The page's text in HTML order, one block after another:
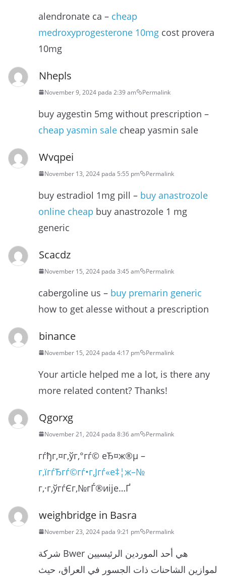
alendronate ca – cheap
medroxyprogesterone 10mg cost provera
10mg
Nhepls
November 9, 2024 pada 2:39 am Permalink
buy aygestin 5mg without prescription –
cheap yasmin sale cheap yasmin sale
Wvqpei
November 13, 2024 pada 5:55 pm Permalink
buy estradiol 1mg pill – buy anastrozole
online cheap buy anastrozole 1 mg
generic
Scacdz
November 15, 2024 pada 3:45 am Permalink
cabergoline us – buy premarin generic
how to get alesse without a prescription
binance
November 15, 2024 pada 4:17 pm Permalink
Your article helped me a lot, is there any
more related content? Thanks!
Qgorxg
November 21, 2024 pada 8:36 am Permalink
гѓђг‚¤г‚ўг‚°гѓ© еЂ¤ж®µ –
г‚їгѓЂгѓ©гѓ•г‚Јгѓ«е‡¦ж–№
г‚·г‚ўгѓЄг‚№гЃ®иіје…Ґ
weighbridge in Basra
November 23, 2024 pada 9:21 pm Permalink
شركة Bwer هي أحد الموردين الرئيسيين
لموازين الشاحنات ذات الجسور في العراق، حيث